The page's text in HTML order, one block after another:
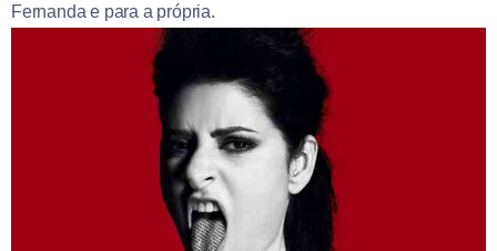
Fernanda e para a própria.